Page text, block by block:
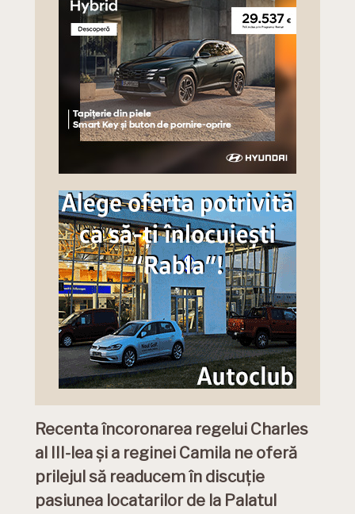
Recenta încoronarea regelui Charles
al III-lea și a reginei Camila ne oferă
prilejul să readucem în discuție
pasiunea locatarilor de la Palatul